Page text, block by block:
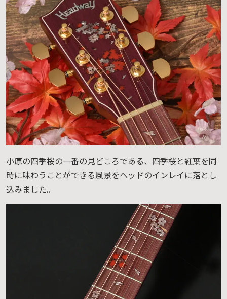
小原の四季桜の一番の見どころである、四季桜と紅葉を同
時に味わうことができる風景をヘッドのインレイに落とし
込みました。